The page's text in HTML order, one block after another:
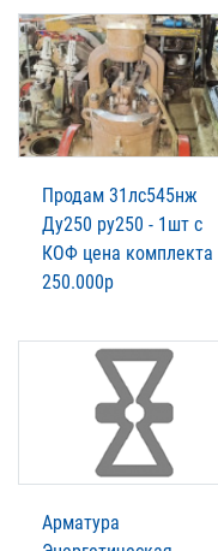
Продам 31лс545нж
Ду250 ру250 - 1шт с
КОФ цена комплекта
250.000р
Арматура